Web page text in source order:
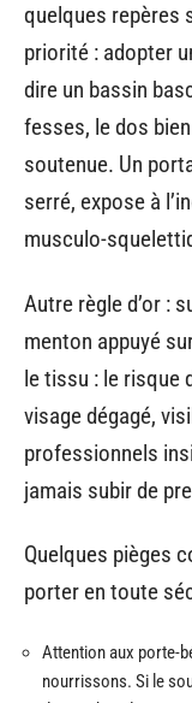
quelques repères
priorité : adopter
dire un bassin
fesses, le dos
soutenue. Un
serré, expose à
musculo-
Autre règle d’or :
menton appuyé
le tissu : le risque
visage dégagé,
professionnels
jamais subir de
Quelques pièges
porter en toute
Attention aux porte-
nourrissons. Si le